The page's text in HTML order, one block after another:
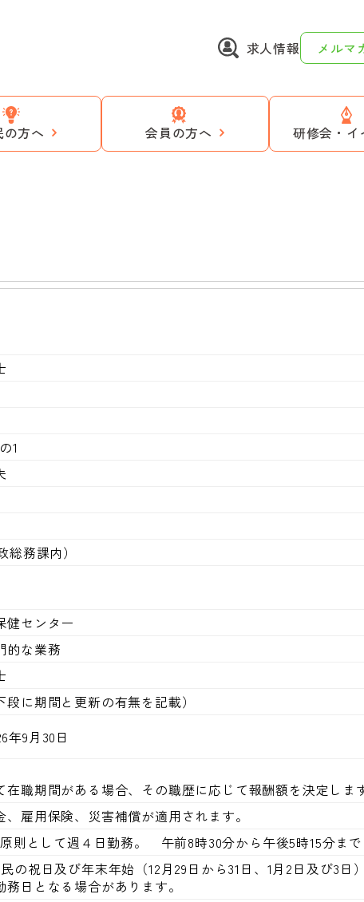
求人情報 メルマ
の方へ 会員の方へ 研修会・イ
1
務課内）
健センター
的な業務
に期間と更新の有無を記載）
年9月30日
職期間がある場合、その職歴に応じて報酬額を決定しま
雇用保険、災害補償が適用されます。
として週４日勤務。 午前8時30分から午後5時15分ま
祝日及び年末年始（12月29日から31日、1月2日及び3日
日となる場合があります。